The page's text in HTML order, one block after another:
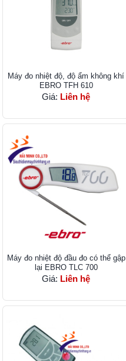
Máy đo nhiệt độ, độ ẩm không khí
EBRO TFH 610
Giá: Liên hệ
Máy đo nhiệt độ đầu đo có thể gập
lại EBRO TLC 700
Giá: Liên hệ